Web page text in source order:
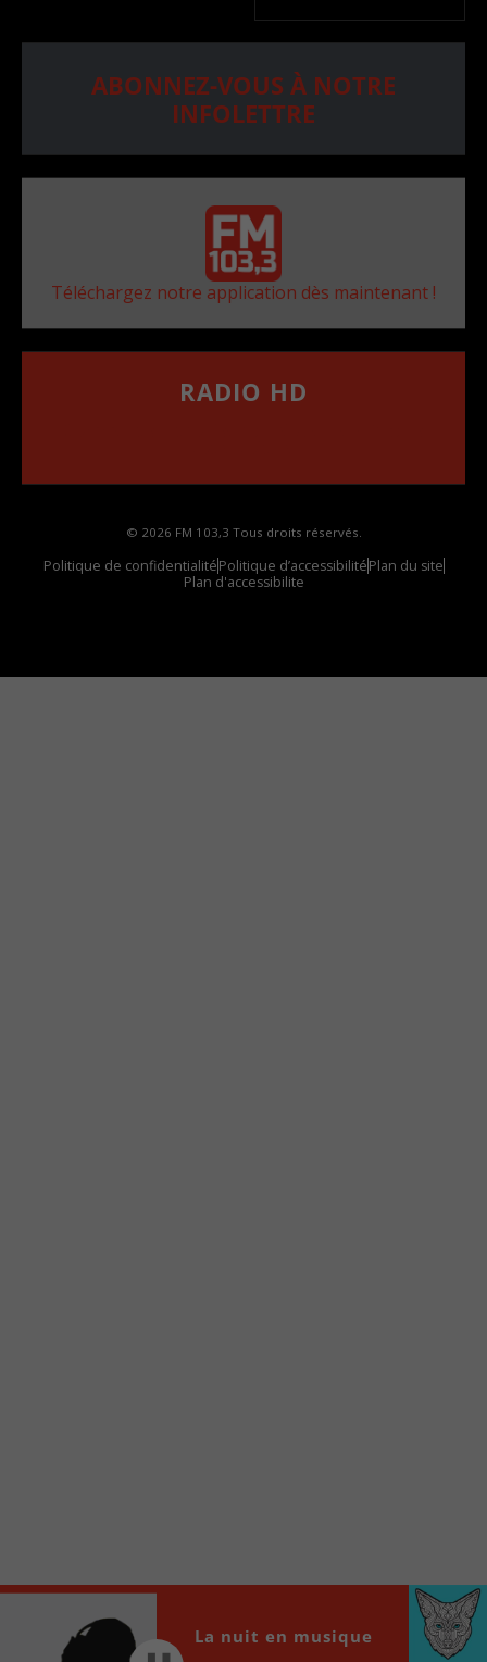
ABONNEZ-VOUS À NOTRE
INFOLETTRE
Téléchargez notre application dès maintenant !
RADIO HD
© 2026 FM 103,3 Tous droits réservés.
Politique de confidentialitéPolitique d’accessibilitéPlan du site
Plan d'accessibilite
locale vous sont maintenant accessibles en un clic!
Audio
Player
00:00 00:00
La nuit en musique